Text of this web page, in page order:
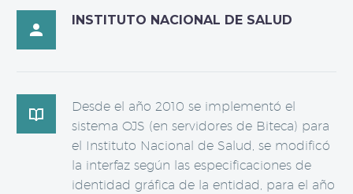

INSTITUTO NACIONAL DE SALUD

Desde el año 2010 se implementó el
sistema OJS (en servidores de Biteca) para
el Instituto Nacional de Salud, se modificó
la interfaz según las especificaciones de
identidad gráfica de la entidad, para el año